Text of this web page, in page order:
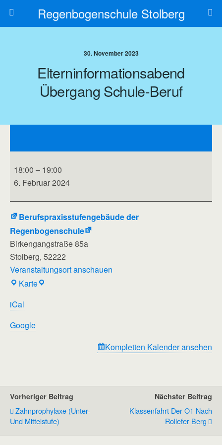
Regenbogenschule Stolberg
30. November 2023
Elterninformationsabend
Übergang Schule-Beruf
Beruf
18:00 – 19:00
6. Februar 2024
Berufspraxisstufengebäude der
Regenbogenschule
Birkengangstraße 85a
Stolberg, 52222
Veranstaltungsort anschauen
KarteBerufspraxisstufengebäude
iCal
Google
Kompletten Kalender ansehen
Vorheriger Beitrag
Zahnprophylaxe (Unter-
Und Mittelstufe)
Nächster Beitrag
Klassenfahrt Der O1 Nach
Rollefer Berg